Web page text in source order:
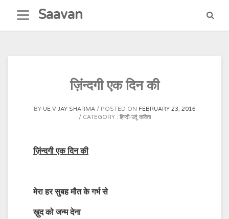
content
Saavan
ज़िंन्दगी एक दिन की
BY UE VIJAY SHARMA POSTED ON FEBRUARY 23, 2016
CATEGORY : हिन्दी-उर्दू कविता
ज़िंन्दगी एक दिन की
मेरा हर सुबह मौत के गर्भ से
ख़ुद को जन्म देना